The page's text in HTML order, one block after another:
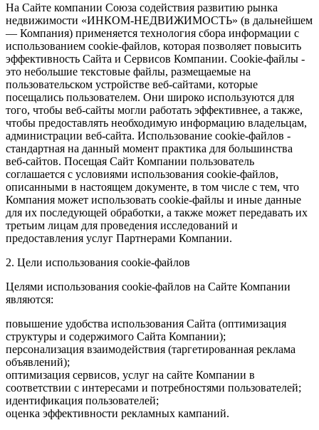
На Сайте компании Союза содействия развитию рынка
недвижимости «ИНКОМ-НЕДВИЖИМОСТЬ» (в дальнейшем
— Компания) применяется технология сбора информации с
использованием cookie-файлов, которая позволяет повысить
эффективность Сайта и Сервисов Компании. Сookie-файлы -
это небольшие текстовые файлы, размещаемые на
пользовательском устройстве веб-сайтами, которые
посещались пользователем. Они широко используются для
того, чтобы веб-сайты могли работать эффективнее, а также,
чтобы предоставлять необходимую информацию владельцам,
администрации веб-сайта. Использование cookie-файлов -
стандартная на данный момент практика для большинства
веб-сайтов. Посещая Сайт Компании пользователь
соглашается с условиями использования cookie-файлов,
описанными в настоящем документе, в том числе с тем, что
Компания может использовать cookie-файлы и иные данные
для их последующей обработки, а также может передавать их
третьим лицам для проведения исследований и
предоставления услуг Партнерами Компании.
2. Цели использования cookie-файлов
Целями использования cookie-файлов на Сайте Компании
являются:
повышение удобства использования Сайта (оптимизация
структуры и содержимого Сайта Компании);
персонализация взаимодействия (таргетированная реклама
объявлений);
оптимизация сервисов, услуг на сайте Компании в
соответствии с интересами и потребностями пользователей;
идентификация пользователей;
оценка эффективности рекламных кампаний.